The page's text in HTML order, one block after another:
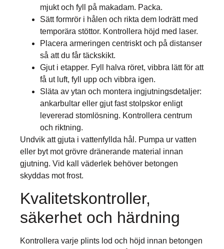
mjukt och fyll på makadam. Packa.
Sätt formrör i hålen och rikta dem lodrätt med
temporära stöttor. Kontrollera höjd med laser.
Placera armeringen centriskt och på distanser
så att du får täckskikt.
Gjut i etapper. Fyll halva röret, vibbra lätt för att
få ut luft, fyll upp och vibbra igen.
Släta av ytan och montera ingjutningsdetaljer:
ankarbultar eller gjut fast stolpskor enligt
levererad stomlösning. Kontrollera centrum
och riktning.
Undvik att gjuta i vattenfyllda hål. Pumpa ur vatten
eller byt mot grövre dränerande material innan
gjutning. Vid kall väderlek behöver betongen
skyddas mot frost.
Kvalitetskontroller,
säkerhet och härdning
Kontrollera varje plints lod och höjd innan betongen